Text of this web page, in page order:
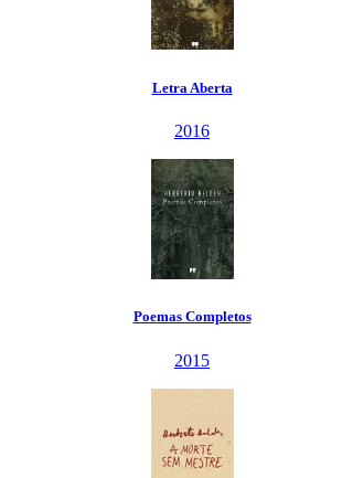
Letra Aberta
2016
Poemas Completos
2015